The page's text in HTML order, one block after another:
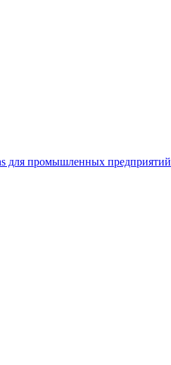
для промышленных предприятий